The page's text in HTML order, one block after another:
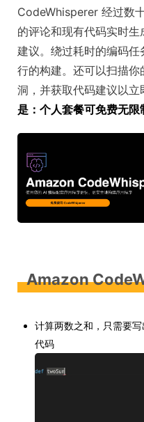
CodeWhisperer 经过数
的评论和现有代码实时
建议。绕过耗时的编码
行的构建。还可以扫描
洞，并获取代码建议以立
是：个人套餐可免费无限
Amazon
计算两数之和，只需要
代码